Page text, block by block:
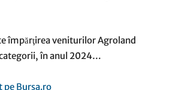
împărţirea veniturilor Agroland
în anul 2024…
pe Bursa.ro